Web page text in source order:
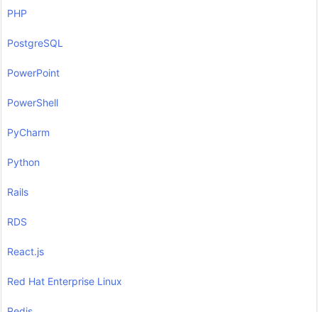
PHP
PostgreSQL
PowerPoint
PowerShell
PyCharm
Python
Rails
RDS
React.js
Red Hat Enterprise Linux